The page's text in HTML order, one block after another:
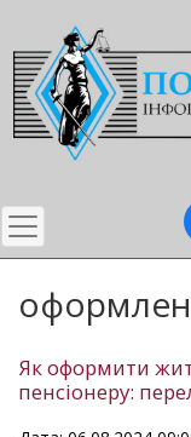
до
основного
вмісту
Як оформити
пенсіонеру: